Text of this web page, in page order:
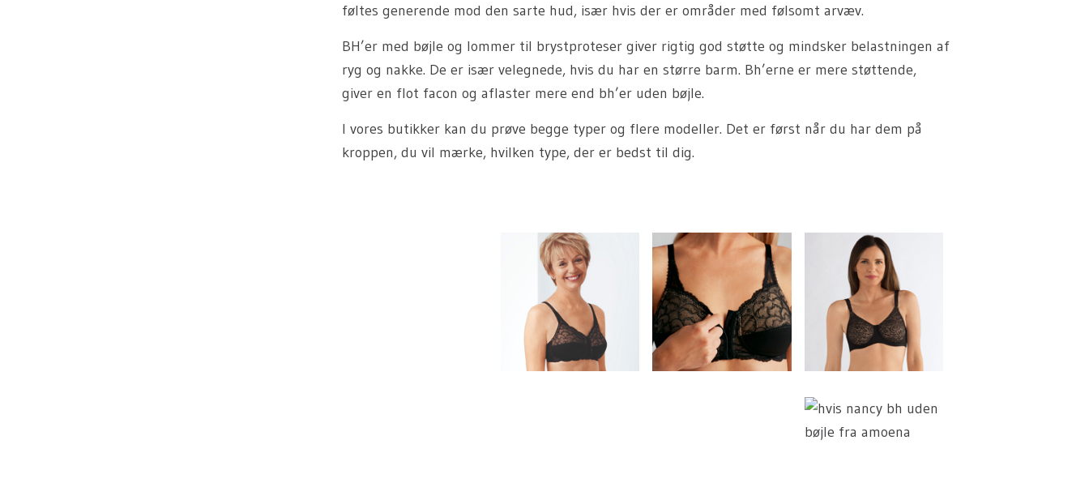
føltes generende mod den sarte hud, især hvis der er områder med følsomt arvæv.
BH’er med bøjle og lommer til brystproteser giver rigtig god støtte og mindsker belastningen af
ryg og nakke. De er især velegnede, hvis du har en større barm. Bh’erne er mere støttende,
giver en flot facon og aflaster mere end bh’er uden bøjle.
I vores butikker kan du prøve begge typer og flere modeller. Det er først når du har dem på
kroppen, du vil mærke, hvilken type, der er bedst til dig.